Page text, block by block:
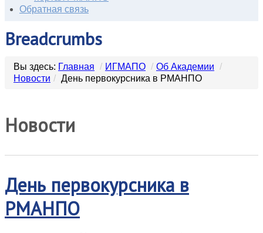
Обратная связь
Breadcrumbs
Вы здесь: Главная / ИГМАПО / Об Академии /
Новости / День первокурсника в РМАНПО
Новости
День первокурсника в
РМАНПО